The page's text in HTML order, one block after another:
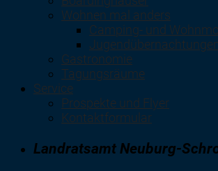
Wohnen mal anders
Camping- und
Gastronomie
Tagungsräume
Service
Prospekte und Flyer
Kontaktformular
Landratsamt Neuburg-